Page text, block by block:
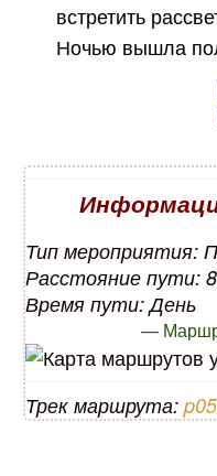
встретить
Ночью вышла
Тип мероприятия:
Расстояние пути:
Время пути: День
—
Трек маршрута: